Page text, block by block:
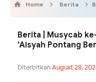
Home Berita
Berita | Musycab
'Aisyah Pontang
DiterbitkanAugust 28,